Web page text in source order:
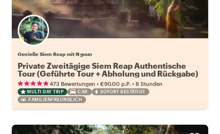
Genieße Siem Reap mit Ngoun
Private Zweitägige Siem Reap Authentische
Tour (Geführte Tour + Abholung und Rückgabe)
473 Bewertungen • €90.00 p.P. • 8 Stunden
MULTI DAY TRIP CAR
SOFORT BESTÄTIGT
FAMILIENFREUNDLICH